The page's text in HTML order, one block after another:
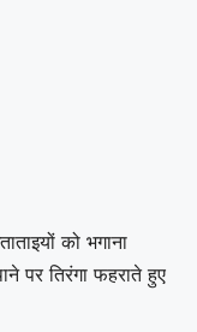
को भगाना
पर तिरंगा फहराते हुए